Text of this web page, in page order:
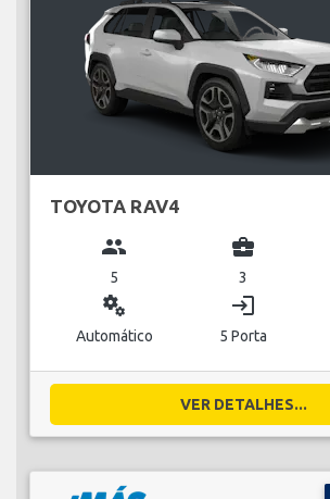
TOYOTA RAV4
group
5
business_center
3
miscellaneous_services
Automático
login
5 Porta
VER DETALHES...